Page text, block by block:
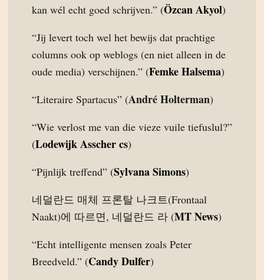
kan wél echt goed schrijven.” (Özcan Akyol)
“Jij levert toch wel het bewijs dat prachtige
columns ook op weblogs (en niet alleen in de
oude media) verschijnen.” (Femke Halsema)
“Literaire Spartacus” (André Holterman)
“Wie verlost me van die vieze vuile tiefuslul?”
(Lodewijk Asscher cs)
“Pijnlijk treffend” (Sylvana Simons)
네덜란드 매체 프론탈 나크트(Frontaal
Naakt)에 따르면, 네덜란드 라 (MT News)
“Echt intelligente mensen zoals Peter
Breedveld.” (Candy Dulfer)